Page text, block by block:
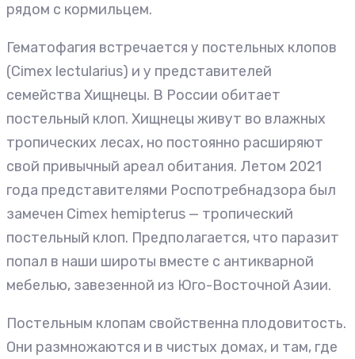
рядом с кормильцем.
Гематофагия встречается у постельных клопов
(Cimex lectularius) и у представителей
семейства Хищнецы. В России обитает
постельный клоп. Хищнецы живут во влажных
тропических лесах, но постоянно расширяют
свой привычный ареал обитания. Летом 2021
года представителями Роспотребнадзора был
замечен Cimex hemipterus — тропический
постельный клоп. Предполагается, что паразит
попал в наши широты вместе с антикварной
мебелью, завезенной из Юго-Восточной Азии.
Постельным клопам свойственна плодовитость.
Они размножаются и в чистых домах, и там, где